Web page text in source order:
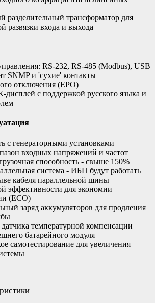
разделительный трансформатор для
развязки входа и выхода
RS-232, RS-485 (Modbus), USB
SNMP и 'сухие' контакты
отключения (EPO)
с поддержкой русского языка и
с генераторными установками
входных напряжений и частот
способность - свыше 150%
система - ИБП будут работать
кабеля параллельной шины
эффективности для экономии
(ЕСО)
заряд аккумуляторов для продления
температурной компенсации
батарейного модуля
самотестирование для увеличения